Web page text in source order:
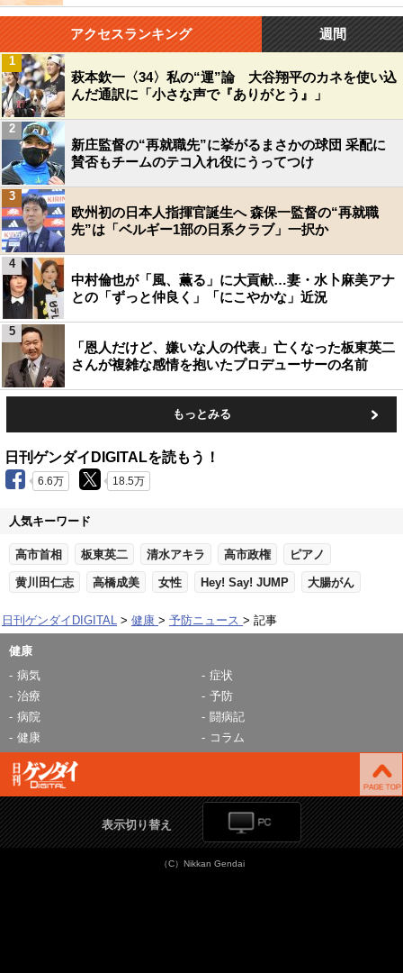
アクセスランキング 週間
萩本欽一〈34〉私の“運”論 大谷翔平のカネを使い込
んだ通訳に「小さな声で『ありがとう』」
1
新庄監督の“再就職先”に挙がるまさかの球団 采配に
賛否もチームのテコ入れ役にうってつけ
2
欧州初の日本人指揮官誕生へ 森保一監督の“再就職
先”は「ベルギー1部の日系クラブ」一択か
3
中村倫也が「風、薫る」に大貢献…妻・水卜麻美アナ
との「ずっと仲良く」「にこやかな」近況
4
「恩人だけど、嫌いな人の代表」亡くなった板東英二
さんが複雑な感情を抱いたプロデューサーの名前
5
もっとみる
日刊ゲンダイDIGITALを読もう！
6.6万 18.5万
人気キーワード
高市首相 板東英二 清水アキラ 高市政権 ピアノ
黄川田仁志 高橋成美 女性 Hey! Say! JUMP 大腸がん
日刊ゲンダイDIGITAL 健康 予防ニュース 記事
健康
病気
症状
治療
予防
病院
闘病記
健康
コラム
表示切り替え
（C）Nikkan Gendai